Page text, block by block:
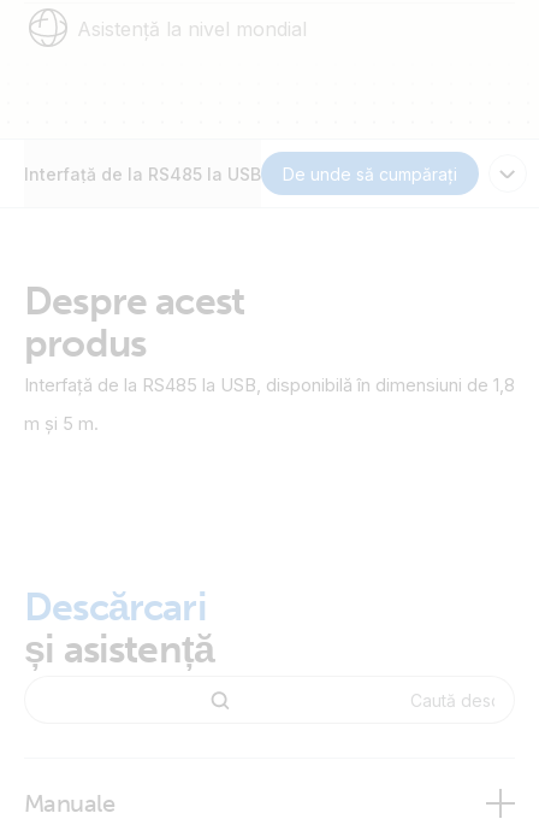
Asistență la nivel mondial
Interfață de la RS485 la USB De unde să cumpărați
Despre acest
produs
Interfață de la RS485 la USB, disponibilă în dimensiuni de 1,8
m și 5 m.
Descărcari
și asistență
Manuale